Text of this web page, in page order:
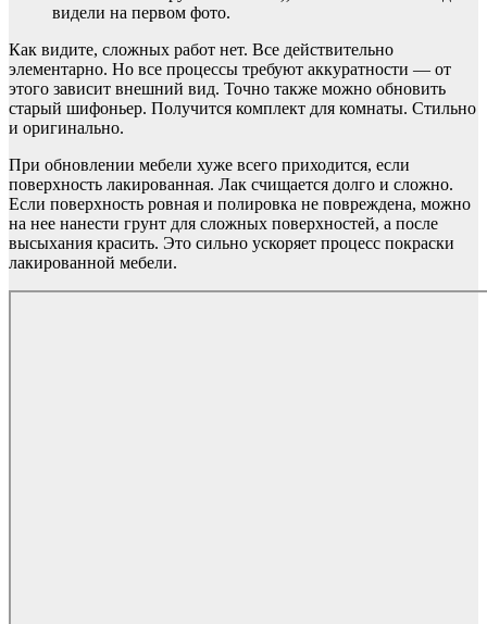
видели на первом фото.
Как видите, сложных работ нет. Все действительно
элементарно. Но все процессы требуют аккуратности — от
этого зависит внешний вид. Точно также можно обновить
старый шифоньер. Получится комплект для комнаты. Стильно
и оригинально.
При обновлении мебели хуже всего приходится, если
поверхность лакированная. Лак счищается долго и сложно.
Если поверхность ровная и полировка не повреждена, можно
на нее нанести грунт для сложных поверхностей, а после
высыхания красить. Это сильно ускоряет процесс покраски
лакированной мебели.